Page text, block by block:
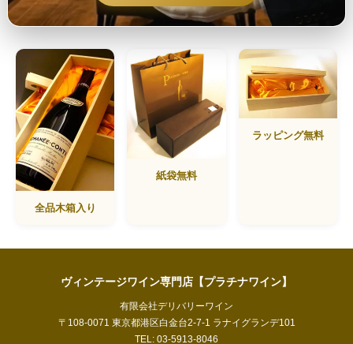
全品木箱入り
紙袋無料
ラッピング無料
ヴィンテージワイン専門店【プラチナワイン】
有限会社デリバリーワイン
〒108-0071 東京都港区白金台2-7-1 ラナイグランデ101
TEL: 03-5913-8046